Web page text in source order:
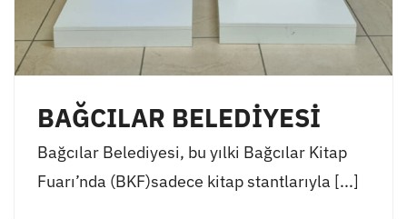
BAĞCILAR BELEDİYESİ
Bağcılar Belediyesi, bu yılki Bağcılar Kitap
Fuarı’nda (BKF)sadece kitap stantlarıyla [...]